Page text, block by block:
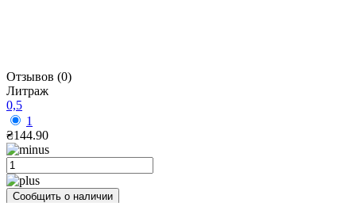
Отзывов (0)
Литраж
0,5
1
₴144.90
Сообщить о наличии